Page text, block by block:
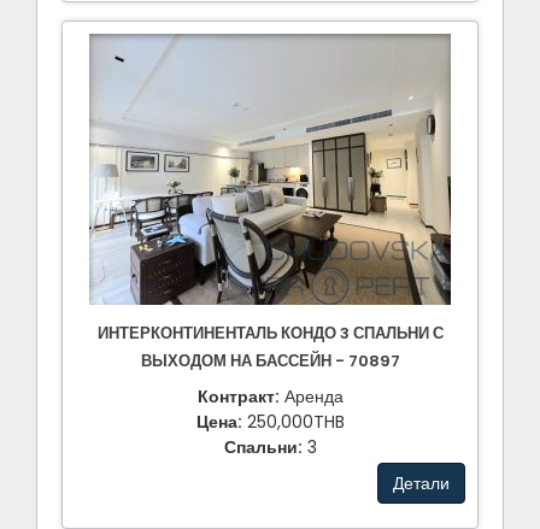
ИНТЕРКОНТИНЕНТАЛЬ КОНДО 3 СПАЛЬНИ С
ВЫХОДОМ НА БАССЕЙН - 70897
Контракт: Аренда
Цена: 250,000THB
Спальни: 3
Детали